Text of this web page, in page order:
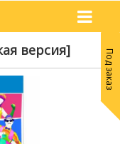
версия] Под заказ